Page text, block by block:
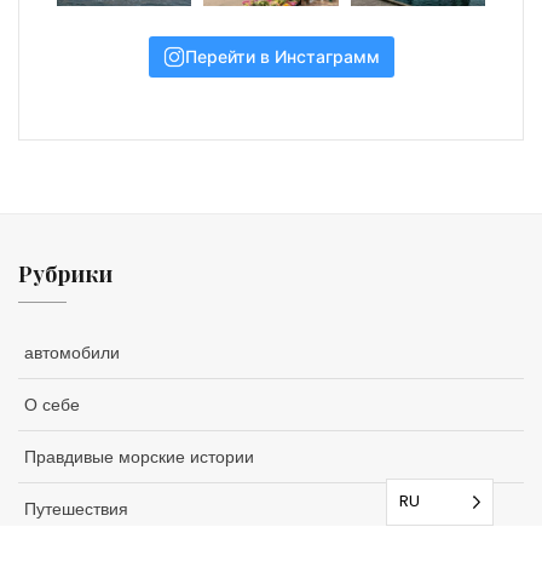
Перейти в Инстаграмм
Рубрики
автомобили
О себе
Правдивые морские истории
Путешествия RU